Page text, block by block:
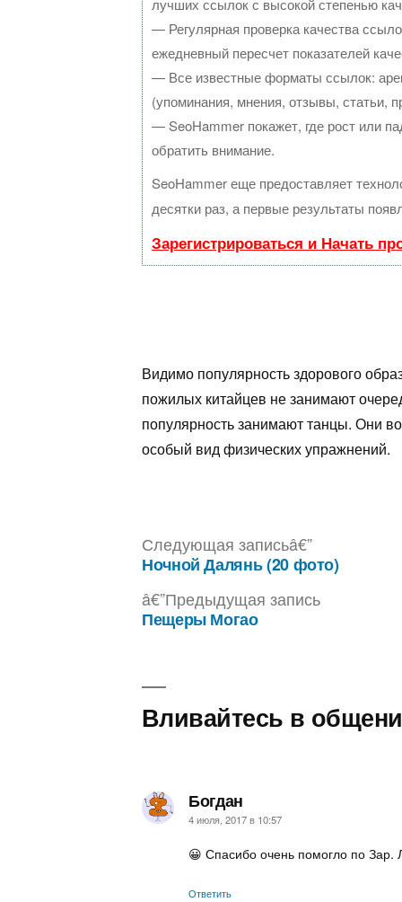
лучших ссылок с высокой степенью
— Регулярная проверка качества
ежедневный пересчет показателей
— Все известные форматы ссылок:
(упоминания, мнения, отзывы, статьи,
— SeoHammer покажет, где рост или
обратить внимание.
SeoHammer еще предоставляет
десятки раз, а первые результаты
Зарегистрироваться и Начать
Видимо популярность здорового
пожилых китайцев не занимают
популярность занимают танцы. Они
особый вид физических упражнений.
Навигация
поПредыдущая запись
Пещеры Могао
Следующая запись
запись:
Ночной Далянь (20 фото)
Вливайтесь в
Богдан
пишет:
4 июля, 2017 в 10:57
😀 Спасибо очень помогло по Зар.
Ответить